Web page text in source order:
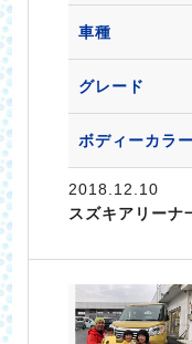
車種
グレード
ボディーカラー
2018.12.10
スズキアリーナ